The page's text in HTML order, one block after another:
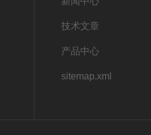
技术文章
产品中心
sitemap.xml